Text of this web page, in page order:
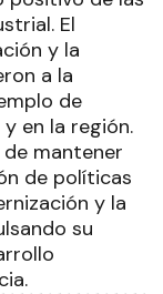
El
y la
a la
de
en la región.
mantener
de políticas
y la
su